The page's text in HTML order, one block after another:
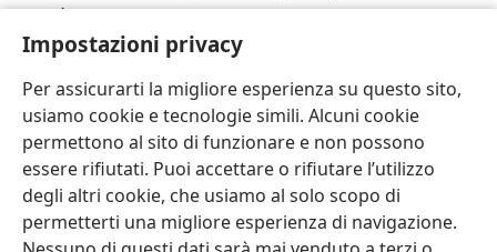
Impostazioni privacy
Per assicurarti la migliore esperienza su questo sito,
usiamo cookie e tecnologie simili. Alcuni cookie
permettono al sito di funzionare e non possono
essere rifiutati. Puoi accettare o rifiutare l’utilizzo
degli altri cookie, che usiamo al solo scopo di
permetterti una migliore esperienza di navigazione.
questi minimi, non l’avete fatto a me’.
vita eterna”. +
Italiano Condividi Impostazioni